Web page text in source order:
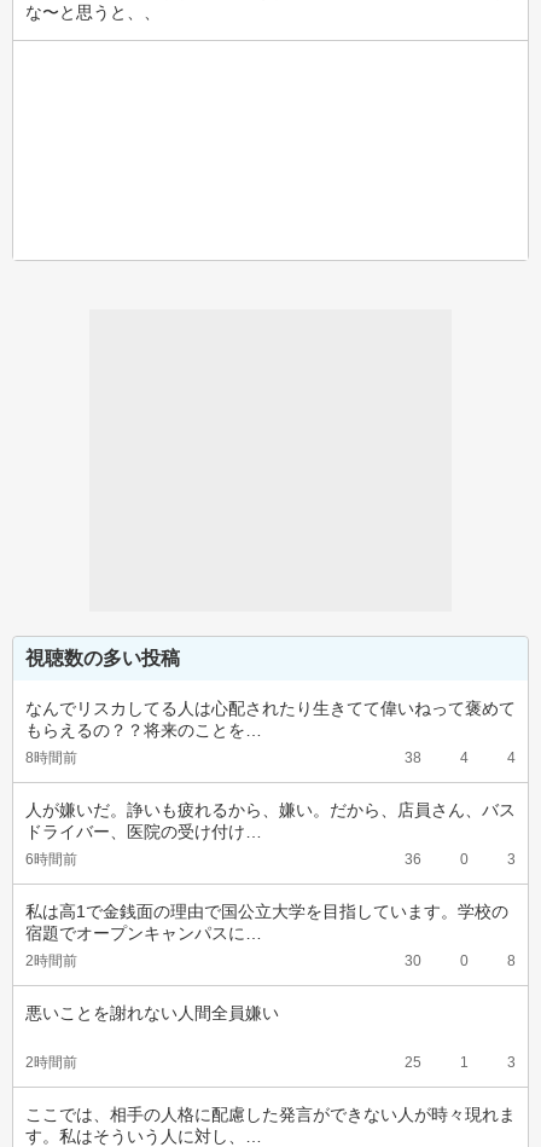
な〜と思うと、、
視聴数の多い投稿
なんでリスカしてる人は心配されたり生きてて偉いねって褒めて
もらえるの？？将来のことを…
8時間前 38 4 4
人が嫌いだ。諍いも疲れるから、嫌い。だから、店員さん、バス
ドライバー、医院の受け付け…
6時間前 36 0 3
私は高1で金銭面の理由で国公立大学を目指しています。学校の
宿題でオープンキャンパスに…
2時間前 30 0 8
悪いことを謝れない人間全員嫌い
2時間前 25 1 3
ここでは、相手の人格に配慮した発言ができない人が時々現れま
す。私はそういう人に対し、…